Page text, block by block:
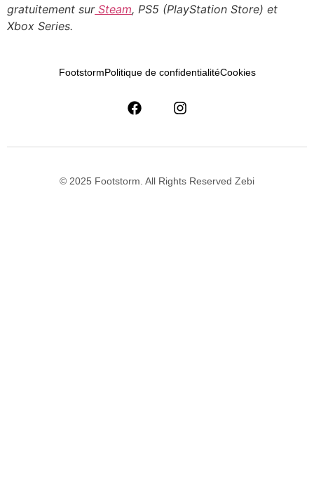
gratuitement sur Steam, PS5 (PlayStation Store) et
Xbox Series.
FootstormPolitique de confidentialitéCookies
© 2025 Footstorm. All Rights Reserved Zebi